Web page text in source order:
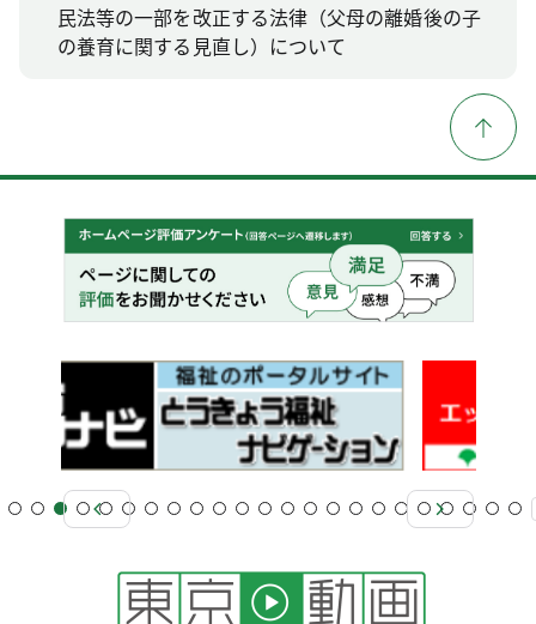
民法等の一部を改正する法律（父母の離婚後の子
の養育に関する見直し）について